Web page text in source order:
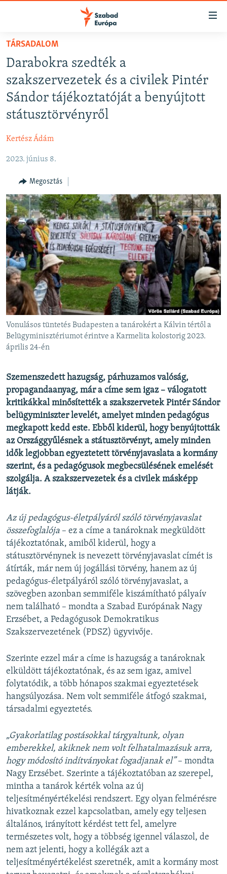
Akadálymentes
Ugrás
fő
oldalra
Ugrás
tartalomjegyzékre
keresésre
NAPIRENDEN
AKTUÁLIS
PODCASTOK
VIDEÓK
SZABADON
TÁRSADALOM
DEMOKRÁCIA
A PÉNZ NYOMÁBAN
EURÓPAI UNIÓ
VILÁG
KLÍMAVÁLTOZÁS
A MÚLT TANULSÁGAI
TÁRSADALOM
Darabokra szedték a
szakszervezetek és a civilek Pintér
Sándor tájékoztatóját a benyújtott
státusztörvényről
Kertész Ádám
2023. június 8.
Megosztás
Vonulásos tüntetés Budapesten a tanárokért a Kálvin tértől a
Belügyminisztériumot érintve a Karmelita kolostorig 2023.
április 24-én
Szemenszedett hazugság, párhuzamos valóság,
propagandaanyag, már a címe sem igaz – válogatott
kritikákkal minősítették a szakszervetek Pintér Sándor
belügyminiszter levelét, amelyet minden pedagógus
megkapott kedd este. Ebből kiderül, hogy benyújtották
az Országgyűlésnek a státusztörvényt, amely minden
idők legjobban egyeztetett törvényjavaslata a kormány
szerint, és a pedagógusok megbecsülésének emelését
szolgálja. A szakszervezetek és a civilek másképp
látják.
Az új pedagógus-életpályáról szóló törvényjavaslat
összefoglalója – ez a címe a tanároknak megküldött
tájékoztatónak, amiből kiderül, hogy a
státusztörvénynek is nevezett törvényjavaslat címét is
átírták, már nem új jogállási törvény, hanem az új
pedagógus-életpályáról szóló törvényjavaslat, a
szövegben azonban semmiféle kiszámítható pályaív
nem található – mondta a Szabad Európának Nagy
Erzsébet, a Pedagógusok Demokratikus
Szakszervezetének (PDSZ) ügyvivője.
Szerinte ezzel már a címe is hazugság a tanároknak
elküldött tájékoztatónak, és az sem igaz, amivel
folytatódik, a több hónapos szakmai egyeztetések
hangsúlyozása. Nem volt semmiféle átfogó szakmai,
társadalmi egyeztetés.
„Gyakorlatilag postásokkal tárgyaltunk, olyan
emberekkel, akiknek nem volt felhatalmazásuk arra,
hogy módosító indítványokat fogadjanak el” – mondta
Nagy Erzsébet. Szerinte a tájékoztatóban az szerepel,
mintha a tanárok kérték volna az új
teljesítményértékelési rendszert. Egy olyan felmérésre
hivatkoznak ezzel kapcsolatban, amely egy teljesen
általános, irányított kérdést tett fel, amelyre
természetes volt, hogy a többség igennel válaszol, de
nem azt jelenti, hogy a kollégák azt a
teljesítményértékelést szeretnék, amit a kormány most
FELIRATKOZÁS
Spotify